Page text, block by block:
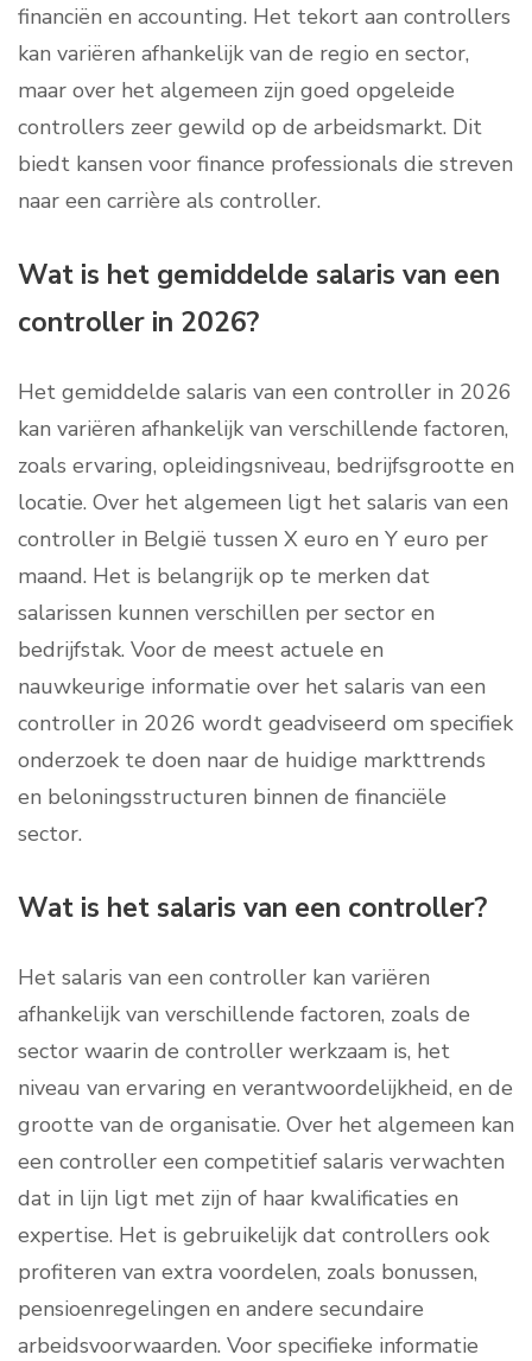
financiën en accounting. Het tekort aan controllers
kan variëren afhankelijk van de regio en sector,
maar over het algemeen zijn goed opgeleide
controllers zeer gewild op de arbeidsmarkt. Dit
biedt kansen voor finance professionals die streven
naar een carrière als controller.
Wat is het gemiddelde salaris van een
controller in 2026?
Het gemiddelde salaris van een controller in 2026
kan variëren afhankelijk van verschillende factoren,
zoals ervaring, opleidingsniveau, bedrijfsgrootte en
locatie. Over het algemeen ligt het salaris van een
controller in België tussen X euro en Y euro per
maand. Het is belangrijk op te merken dat
salarissen kunnen verschillen per sector en
bedrijfstak. Voor de meest actuele en
nauwkeurige informatie over het salaris van een
controller in 2026 wordt geadviseerd om specifiek
onderzoek te doen naar de huidige markttrends
en beloningsstructuren binnen de financiële
sector.
Wat is het salaris van een controller?
Het salaris van een controller kan variëren
afhankelijk van verschillende factoren, zoals de
sector waarin de controller werkzaam is, het
niveau van ervaring en verantwoordelijkheid, en de
grootte van de organisatie. Over het algemeen kan
een controller een competitief salaris verwachten
dat in lijn ligt met zijn of haar kwalificaties en
expertise. Het is gebruikelijk dat controllers ook
profiteren van extra voordelen, zoals bonussen,
pensioenregelingen en andere secundaire
arbeidsvoorwaarden. Voor specifieke informatie